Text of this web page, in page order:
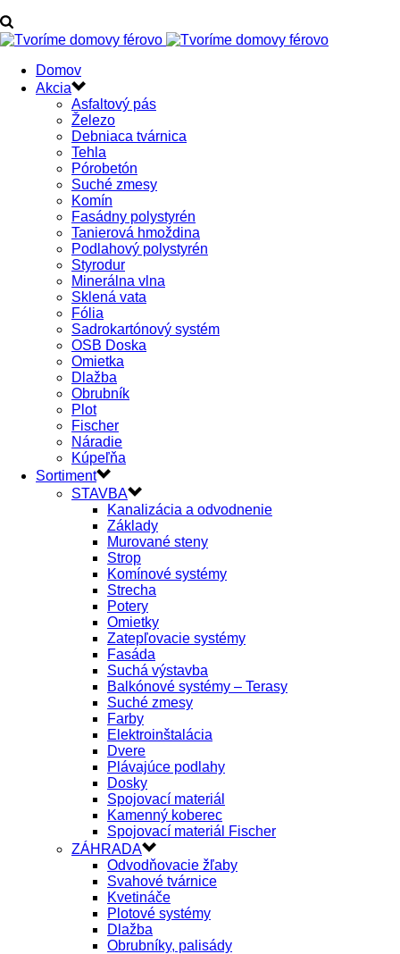
Domov
Akcia
Asfaltový pás
Železo
Debniaca tvárnica
Tehla
Pórobetón
Suché zmesy
Komín
Fasádny polystyrén
Tanierová hmoždina
Podlahový polystyrén
Styrodur
Minerálna vlna
Sklená vata
Fólia
Sadrokartónový systém
OSB Doska
Omietka
Dlažba
Obrubník
Plot
Fischer
Náradie
Kúpeľňa
Sortiment
STAVBA
Kanalizácia a odvodnenie
Základy
Murované steny
Strop
Komínové systémy
Strecha
Potery
Omietky
Zatepľovacie systémy
Fasáda
Suchá výstavba
Balkónové systémy – Terasy
Suché zmesy
Farby
Elektroinštalácia
Dvere
Plávajúce podlahy
Dosky
Spojovací materiál
Kamenný koberec
Spojovací materiál Fischer
ZÁHRADA
Odvodňovacie žľaby
Svahové tvárnice
Kvetináče
Plotové systémy
Dlažba
Obrubníky, palisády